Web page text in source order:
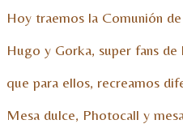
Hoy traemos la Comunión
Hugo y Gorka, super fans
que para ellos, recreamos
Mesa dulce, Photocall y